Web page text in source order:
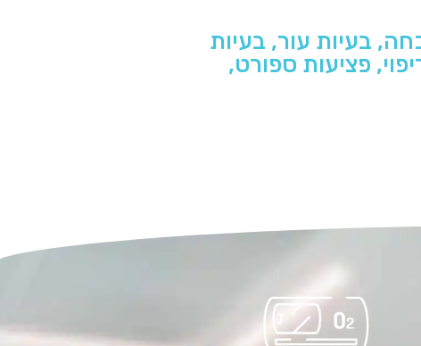
בעיות עור, בעיות
פציעות ספורט,